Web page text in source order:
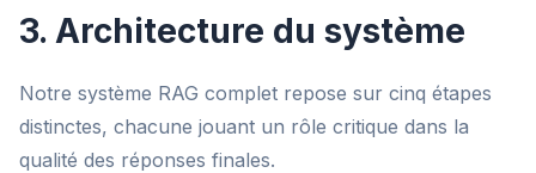
3. Architecture du système
Notre système RAG complet repose sur cinq étapes
distinctes, chacune jouant un rôle critique dans la
qualité des réponses finales.